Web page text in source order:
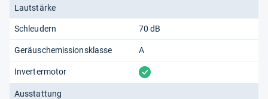
Lautstärke
Schleudern 70 dB
Geräuschemissionsklasse A
Invertermotor vorhanden
Ausstattung